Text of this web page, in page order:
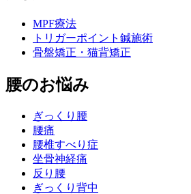
MPF療法
トリガーポイント鍼施術
骨盤矯正・猫背矯正
腰のお悩み
ぎっくり腰
腰痛
腰椎すべり症
坐骨神経痛
反り腰
ぎっくり背中